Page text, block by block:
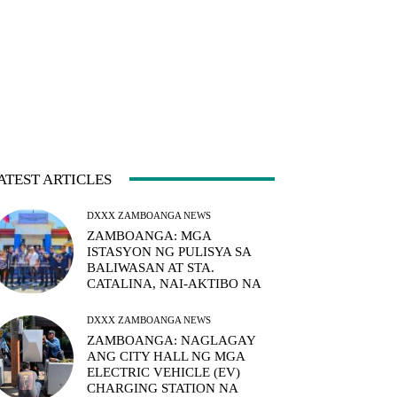
ARTICLES
DXXX ZAMBOANGA NEWS
ZAMBOANGA: MGA
ISTASYON NG PULISYA SA
BALIWASAN AT STA.
CATALINA, NAI-AKTIBO NA
DXXX ZAMBOANGA NEWS
ZAMBOANGA: NAGLAGAY
ANG CITY HALL NG MGA
ELECTRIC VEHICLE (EV)
CHARGING STATION NA